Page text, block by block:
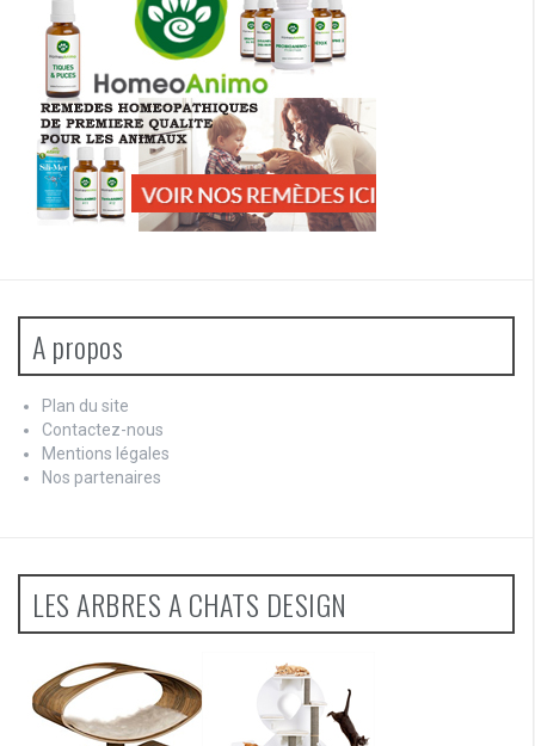
A propos
Plan du site
Contactez-nous
Mentions légales
Nos partenaires
LES ARBRES A CHATS DESIGN